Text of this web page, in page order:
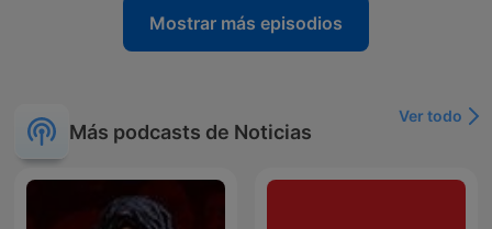
Mostrar más episodios
Más podcasts de Noticias
Ver todo